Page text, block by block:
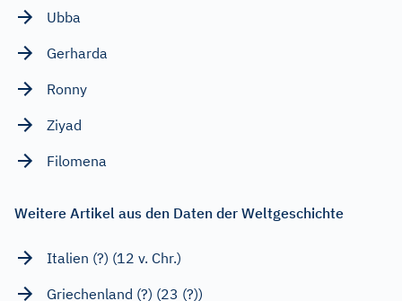
Ubba
Gerharda
Ronny
Ziyad
Filomena
Weitere Artikel aus den Daten der Weltgeschichte
Italien (?) (12 v. Chr.)
Griechenland (?) (23 (?))